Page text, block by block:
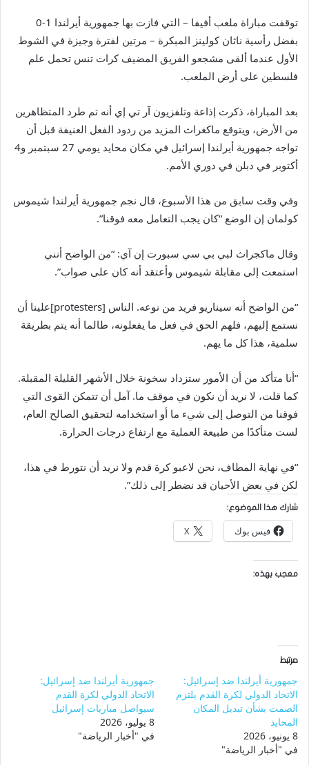
توقفت مباراة ملعب أفيفا – التي فازت بها جمهورية أيرلندا 1-0
بفضل رأسية ناثان كولينز المبكرة – مرتين لفترة وجيزة في الشوط
الأول عندما ألقى مشجعو الفريق المضيف كرات تنس تحمل علم
فلسطين على أرض الملعب.
بعد المباراة، ذكرت إذاعة وتلفزيون آر تي إي أنه تم طرد المتظاهرين
من الأرض، ويتوقع ماكغراث المزيد من ردود الفعل العنيفة قبل أن
تواجه جمهورية أيرلندا إسرائيل في مكان محايد يومي 27 سبتمبر و4
أكتوبر في دبلن في دوري الأمم.
وفي وقت سابق من هذا الأسبوع، قال نجم جمهورية أيرلندا شيموس
كولمان إن الوضع “كان يجب التعامل معه فوقنا”.
وقال ماكجراث لبي بي سي سبورت إن آي: “من الواضح أنني
استمعت إلى مقابلة شيموس وأعتقد أنه كان على صواب”.
“من الواضح أنه سيناريو فريد من نوعه. الناس [protesters]علينا أن
نستمع إليهم، فلهم الحق في فعل ما يفعلونه، طالما أنه يتم بطريقة
سلمية، هذا كل ما يهم.
“أنا متأكد من أن الأمور ستزداد سخونة خلال الأشهر القليلة المقبلة.
كما قلت، لا نريد أن نكون في موقف ما. آمل أن تتمكن القوى التي
فوقنا من التوصل إلى شيء ما أو استخدامه لتحقيق الصالح العام،
لست متأكدًا من طبيعة العملية مع ارتفاع درجات الحرارة.
“في نهاية المطاف، نحن لاعبو كرة قدم ولا نريد أن نتورط في هذا،
لكن في بعض الأحيان قد نضطر إلى ذلك”.
شارك هذا الموضوع:
فيس بوك X
معجب بهذه:
مرتبط
جمهورية أيرلندا ضد إسرائيل:
الاتحاد الدولي لكرة القدم يلتزم
الصمت بشأن تبديل المكان
المحايد
8 يونيو، 2026
في "أخبار الرياضة"
جمهورية أيرلندا ضد إسرائيل:
الاتحاد الدولي لكرة القدم
سيواصل مباريات إسرائيل
8 يوليو، 2026
في "أخبار الرياضة"